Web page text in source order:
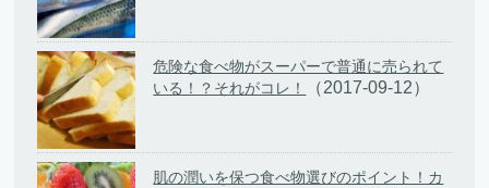
危険な食べ物がスーパーで普通に売られて
いる！？それがコレ！
（2017-09-12）
肌の潤いを保つ食べ物選びのポイント！カ